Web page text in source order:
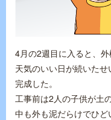
4月の2週目に入ると、外
天気のいい日が続いた
完成した。
工事前は2人の子供が土
中も外も泥だらけでひど